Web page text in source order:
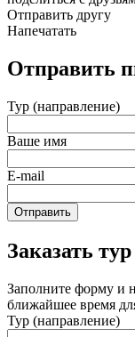
Отправить другу
Напечатать
Отправить
Тур (направление)
Ваше имя
E-mail
Отправить
Заказать тур
Заполните форму и
ближайшее время
Тур (направление)